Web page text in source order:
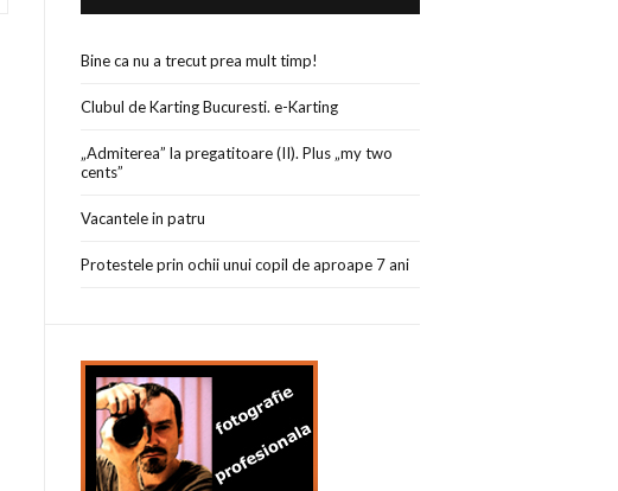
Bine ca nu a trecut prea mult timp!
Clubul de Karting Bucuresti. e-Karting
„Admiterea” la pregatitoare (II). Plus „my two
cents”
Vacantele in patru
Protestele prin ochii unui copil de aproape 7 ani